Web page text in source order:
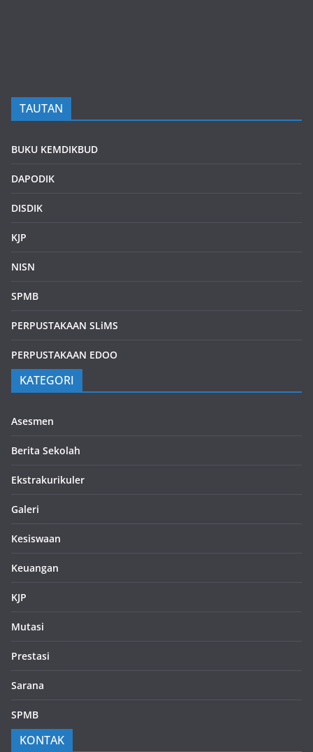
TAUTAN
BUKU KEMDIKBUD
DAPODIK
DISDIK
KJP
NISN
SPMB
PERPUSTAKAAN SLiMS
PERPUSTAKAAN EDOO
KATEGORI
Asesmen
Berita Sekolah
Ekstrakurikuler
Galeri
Kesiswaan
Keuangan
KJP
Mutasi
Prestasi
Sarana
SPMB
KONTAK